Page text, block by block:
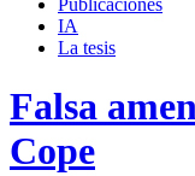
búsquedaPublicaciones
IA
La tesis
Falsa
Cope